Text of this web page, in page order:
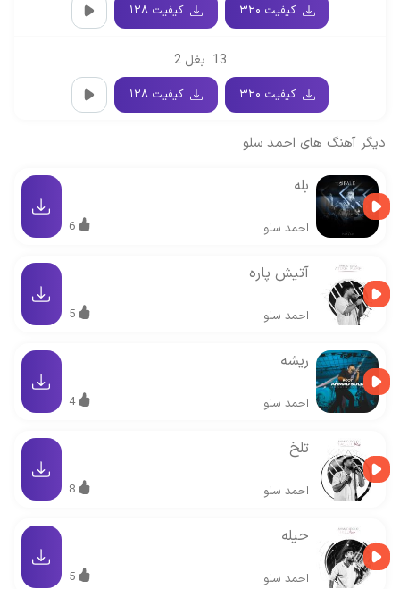
کیفیت ۳۲۰ کیفیت ۱۲۸
13 بغل 2
کیفیت ۳۲۰ کیفیت ۱۲۸
دیگر آهنگ های احمد سلو
بله
احمد سلو 6
آتیش پاره
احمد سلو 5
ریشه
احمد سلو 4
تلخ
احمد سلو 8
حیله
احمد سلو 5